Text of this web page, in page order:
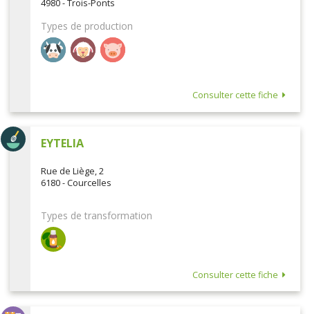
4980 - Trois-Ponts
Types de production
Consulter cette fiche
EYTELIA
Rue de Liège, 2
6180 - Courcelles
Types de transformation
Consulter cette fiche